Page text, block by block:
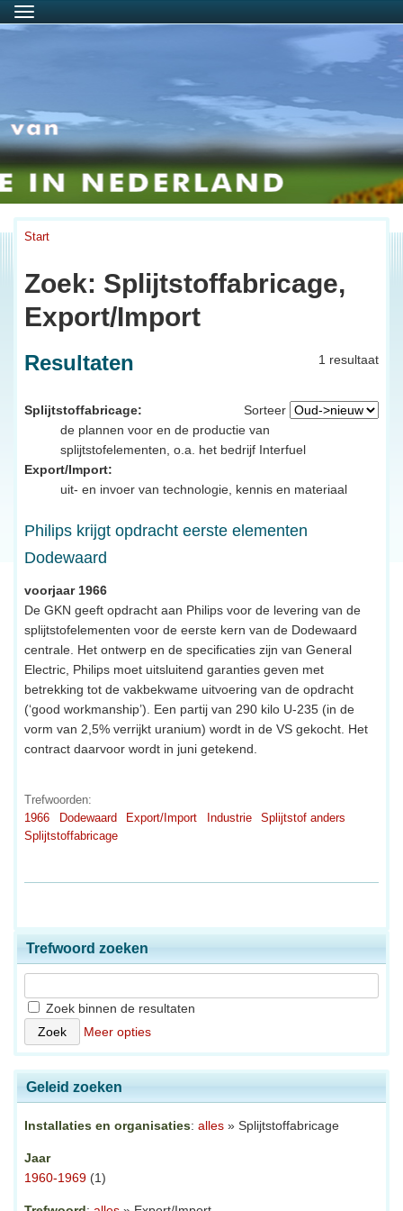
Menu
Start
Zoek: Splijtstoffabricage,
Export/Import
1 resultaat
Resultaten
Sorteer
Splijtstoffabricage:
de plannen voor en de productie van
splijtstofelementen, o.a. het bedrijf Interfuel
Export/Import:
uit- en invoer van technologie, kennis en materiaal
Philips krijgt opdracht eerste elementen
Dodewaard
voorjaar 1966
De GKN geeft opdracht aan Philips voor de levering van de
splijtstofelementen voor de eerste kern van de Dodewaard
centrale. Het ontwerp en de specificaties zijn van General
Electric, Philips moet uitsluitend garanties geven met
betrekking tot de vakbekwame uitvoering van de opdracht
(‘good workmanship’). Een partij van 290 kilo U-235 (in de
vorm van 2,5% verrijkt uranium) wordt in de VS gekocht. Het
contract daarvoor wordt in juni getekend.
Trefwoorden:
1966
Dodewaard Export/Import Industrie
Splijtstof anders
Splijtstoffabricage
Trefwoord zoeken
Zoek binnen de resultaten
Meer opties
Geleid zoeken
Installaties en organisaties: alles » Splijtstoffabricage
Jaar
1960-1969 (1)